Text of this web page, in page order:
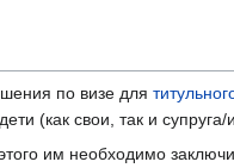
по визе для
(как свои, так и
им необходимо